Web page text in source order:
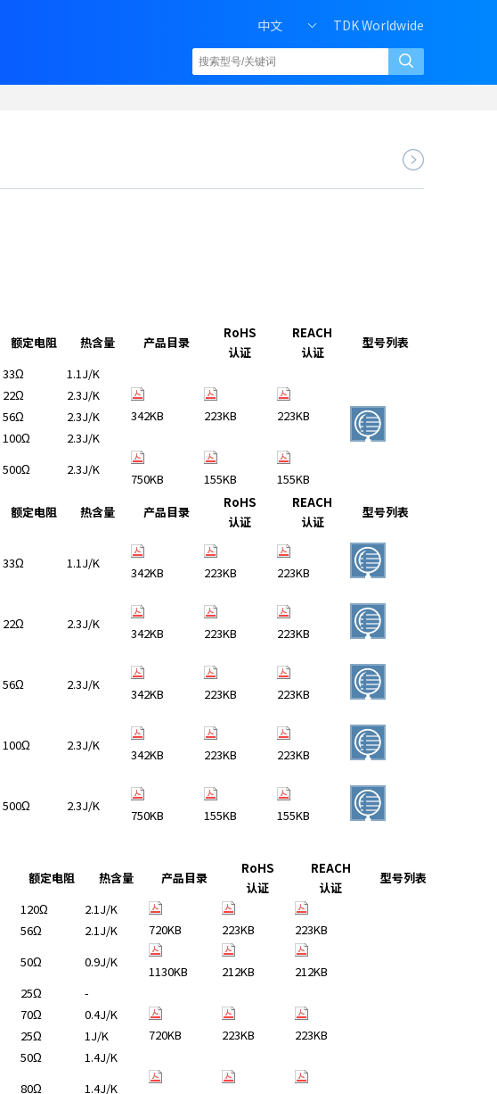
中文 TDK Worldwide
额定电阻 热含量 产品目录
RoHS
认证
REACH
认证
型号列表
33Ω 1.1J/K
342KB 223KB 223KB
22Ω
2.3J/K
56Ω
2.3J/K
100Ω
2.3J/K
500Ω 2.3J/K
750KB 155KB
155KB
额定电阻 热含量 产品目录
RoHS
认证
REACH
认证
型号列表
33Ω 1.1J/K
342KB 223KB 223KB
22Ω 2.3J/K
342KB 223KB 223KB
56Ω 2.3J/K
342KB 223KB 223KB
100Ω 2.3J/K
342KB 223KB 223KB
500Ω 2.3J/K
750KB 155KB 155KB
额定电阻 热含量 产品目录
RoHS
认证
REACH
认证
型号列表
120Ω
2.1J/K
720KB
223KB 223KB
56Ω
2.1J/K
50Ω 0.9J/K
1130KB 212KB
212KB
25Ω -
720KB 223KB 223KB
70Ω
0.4J/K
25Ω
1J/K
50Ω
1.4J/K
80Ω 1.4J/K